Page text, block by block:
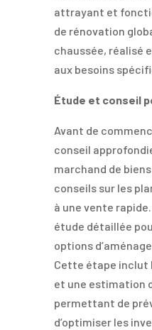
attrayant et
de rénovation
chaussée, réalisé
aux besoins
Étude et conseil
Avant de
conseil
marchand de
conseils sur les
à une vente
étude détaillée
options
Cette étape inclut
et une estimation
permettant de
d’optimiser les